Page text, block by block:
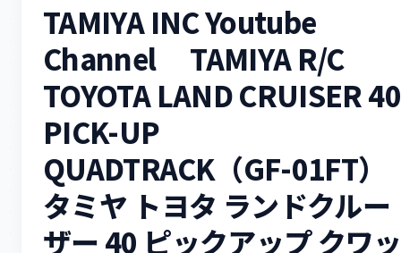
TAMIYA INC Youtube
Channel TAMIYA R/C
TOYOTA LAND CRUISER 40
PICK-UP
QUADTRACK（GF-01FT）
タミヤ トヨタ ランドクルー
ザー 40 ピックアップ クワッ